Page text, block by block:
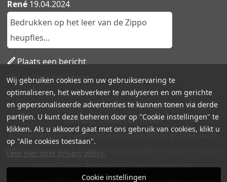
René 19.04.2024
Bedrukken op het leer van de Zippo
heupfles...
Plaats een bericht
Lees alle berichten
Aanstekers.be - Ruime collectie aanstekers | Zippo,
Ronson, Colibri en meer!
Aanstekers.be is een onderdeel van BlitZz graveerwerk.
BlitZz graveerwerk is een onafhankelijke retailer in onder
andere Zippo, Ronson en Colibri producten.
Wij gebruiken cookies om uw gebruikservaring te
optimaliseren, het webverkeer te analyseren en om gerichte
en gepersonaliseerde advertenties te kunnen tonen via derde
partijen. U kunt deze beheren door op "Cookie instellingen" te
klikken. Als u akkoord gaat met ons gebruik van cookies, klikt u
op "Alle cookies toestaan".
Lees hier onze privacy policy.
Cookie instellingen